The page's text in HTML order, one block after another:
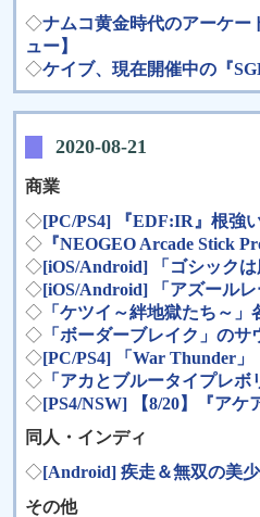
◇ナムコ黄金時代のアーケー
ュー】
◇ケイブ、現在開催中の『
2020-08-21
商業
◇[PC/PS4] 『EDF:IR』根強
◇ 『NEOGEO Arcade Stick
◇[iOS/Android] 「ゴシック
◇[iOS/Android] 「アズール
◇ 「ケツイ～絆地獄たち～
◇ 「ボーダーブレイク」の
◇[PC/PS4] 「War Thunder
◇ 「アカとブルータイプレ
◇[PS4/NSW] 【8/20】『ア
同人・インディ
◇[Android] 疾走＆無双の美
その他